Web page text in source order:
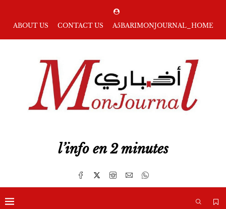
ABOUT US CONTACT US A5BARIMONJOURNAL_HOME
l’info en 2 minutes